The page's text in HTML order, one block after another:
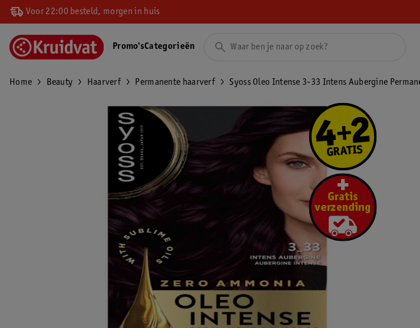
Voor 22:00 besteld, morgen in huis
Promo'sCategorieën
Home Beauty Haarverf Permanente haarverf Syoss Oleo Intense 3-33 Intens Aubergine